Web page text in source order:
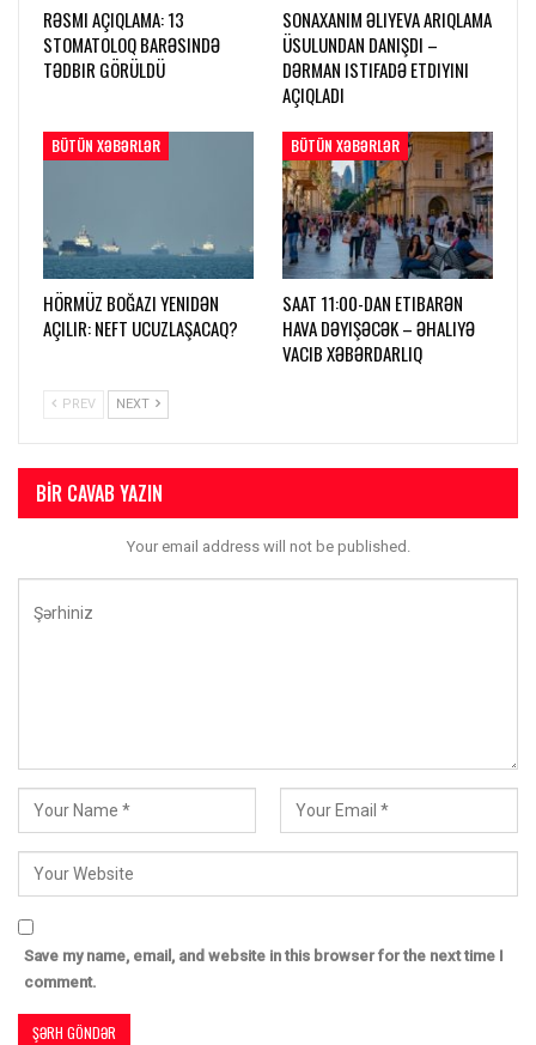
RƏSMI AÇIQLAMA: 13
STOMATOLOQ BARƏSINDƏ
TƏDBIR GÖRÜLDÜ
SONAXANIM ƏLIYEVA ARIQLAMA
ÜSULUNDAN DANIŞDI –
DƏRMAN ISTIFADƏ ETDIYINI
AÇIQLADI
BÜTÜN XƏBƏRLƏR
HÖRMÜZ BOĞAZI YENIDƏN
AÇILIR: NEFT UCUZLAŞACAQ?
BÜTÜN XƏBƏRLƏR
SAAT 11:00-DAN ETIBARƏN
HAVA DƏYIŞƏCƏK – ƏHALIYƏ
VACIB XƏBƏRDARLIQ
PREV NEXT
BIR CAVAB YAZIN
Your email address will not be published.
Save my name, email, and website in this browser for the next time I
comment.